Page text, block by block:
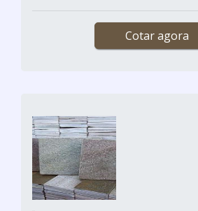
Cotar agora